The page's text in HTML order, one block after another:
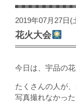
2019年07月27日(
花火大会
今日は、宇品の
たくさんの人が
写真撮れなかっ